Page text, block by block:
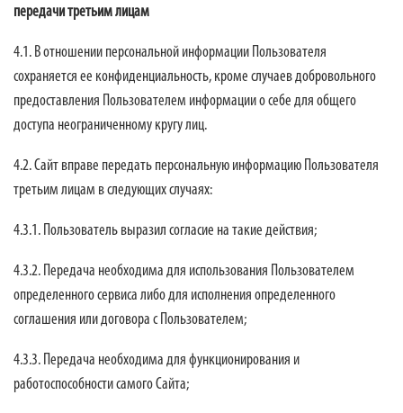
передачи третьим лицам
4.1. В отношении персональной информации Пользователя
сохраняется ее конфиденциальность, кроме случаев добровольного
предоставления Пользователем информации о себе для общего
доступа неограниченному кругу лиц.
4.2. Сайт вправе передать персональную информацию Пользователя
третьим лицам в следующих случаях:
4.3.1. Пользователь выразил согласие на такие действия;
4.3.2. Передача необходима для использования Пользователем
определенного сервиса либо для исполнения определенного
соглашения или договора с Пользователем;
4.3.3. Передача необходима для функционирования и
работоспособности самого Сайта;